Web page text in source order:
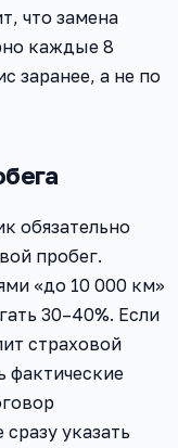
что замена
каждые 8
заранее, а не по
обязательно
пробег.
«до 10 000 км»
30–40%. Если
страховой
фактические
указать